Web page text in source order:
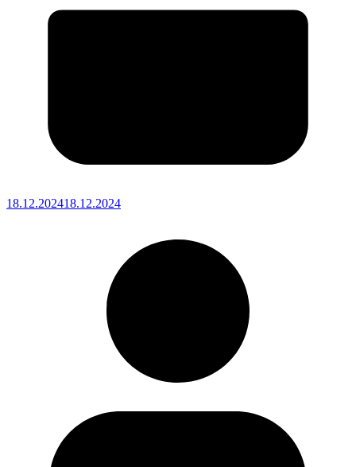
18.12.202418.12.2024